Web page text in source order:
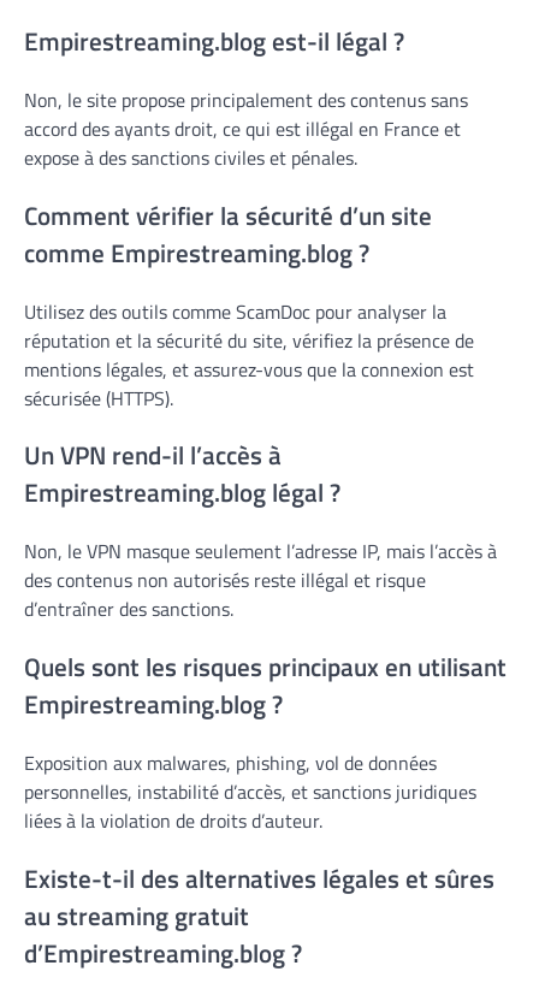
Empirestreaming.blog est-il légal ?
Non, le site propose principalement des contenus sans
accord des ayants droit, ce qui est illégal en France et
expose à des sanctions civiles et pénales.
Comment vérifier la sécurité d’un site
comme Empirestreaming.blog ?
Utilisez des outils comme ScamDoc pour analyser la
réputation et la sécurité du site, vérifiez la présence de
mentions légales, et assurez-vous que la connexion est
sécurisée (HTTPS).
Un VPN rend-il l’accès à
Empirestreaming.blog légal ?
Non, le VPN masque seulement l’adresse IP, mais l’accès à
des contenus non autorisés reste illégal et risque
d’entraîner des sanctions.
Quels sont les risques principaux en utilisant
Empirestreaming.blog ?
Exposition aux malwares, phishing, vol de données
personnelles, instabilité d’accès, et sanctions juridiques
liées à la violation de droits d’auteur.
Existe-t-il des alternatives légales et sûres
au streaming gratuit
d’Empirestreaming.blog ?